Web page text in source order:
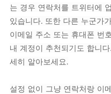
는 경우 연락처를 트위터에
있습니다. 또한 다른 누군가
이메일 주소 또는 휴대폰 번
내 계정이 추천되기도 합니
세히 알아보세요.
설정 없이 그냥 연락처랑 이